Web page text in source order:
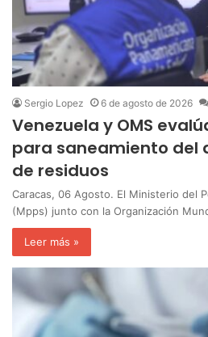
Sergio Lopez 6 de agosto de 2026
Venezuela y OMS
para saneamiento del
de residuos
Caracas, 06 Agosto. El Ministerio del
(Mpps) junto con la Organización
Leer más »